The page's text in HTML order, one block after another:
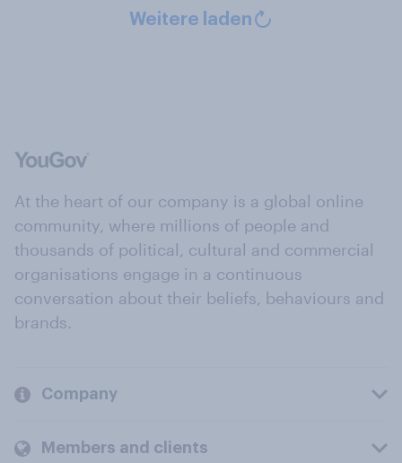
Weitere laden
At the heart of our company is a global online
community, where millions of people and
thousands of political, cultural and commercial
organisations engage in a continuous
conversation about their beliefs, behaviours and
brands.
Company
Members and clients